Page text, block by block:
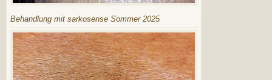
Behandlung mit sarkosense Sommer 2025